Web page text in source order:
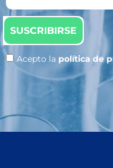
Acepto la política de
SUSCRIBIRSE